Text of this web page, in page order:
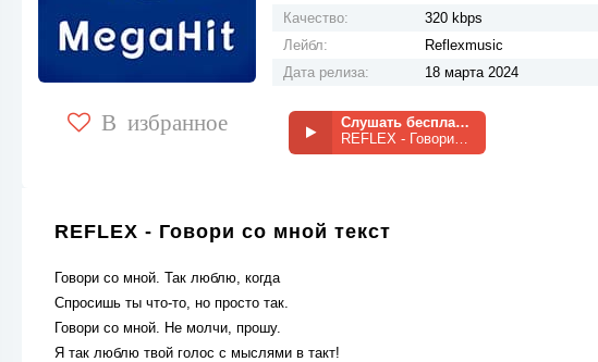
В избранное
Качество:
320 kbps
Лейбл:
Reflexmusic
Дата релиза:
18 марта 2024
Слушать бесплатно
REFLEX - Говори со мной
REFLEX - Говори со мной текст
Говори со мной. Так люблю, когда
Спросишь ты что-то, но просто так.
Говори со мной. Не молчи, прошу.
Я так люблю твой голос с мыслями в такт!